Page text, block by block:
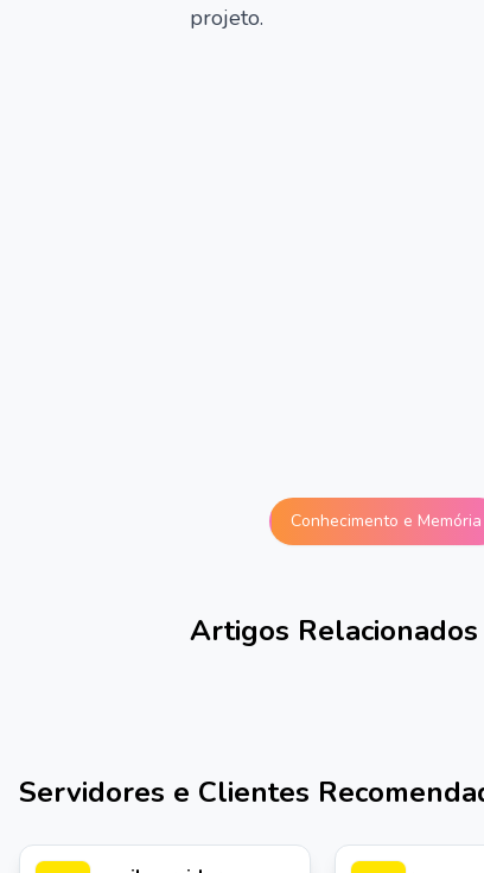
projeto.
Conhecimento e Memória
Artigos Relacionados
Servidores e Clientes